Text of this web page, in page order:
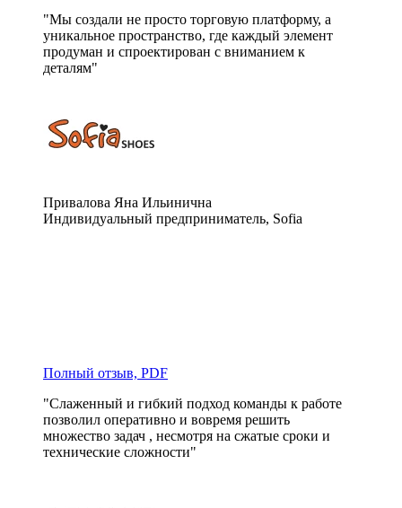
"Мы создали не просто торговую платформу, а
уникальное пространство, где каждый элемент
продуман и спроектирован с вниманием к
деталям"
Привалова Яна Ильинична
Индивидуальный предприниматель, Sofia
Полный отзыв, PDF
"Слаженный и гибкий подход команды к работе
позволил оперативно и вовремя решить
множество задач , несмотря на сжатые сроки и
технические сложности"